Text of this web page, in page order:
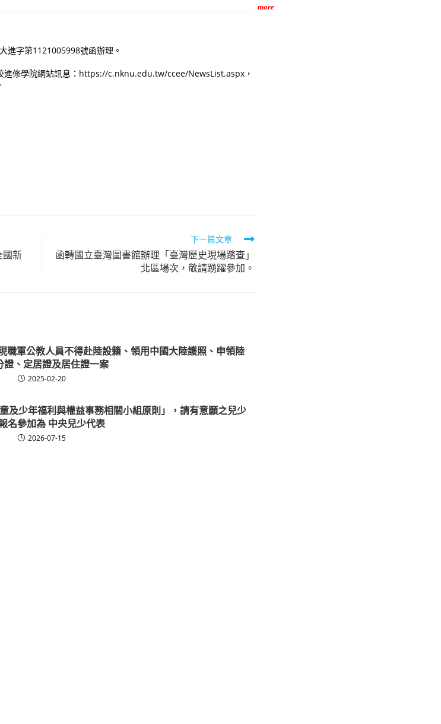
進字第1121005998號函辦理。
進修學院網站訊息：https://c.nknu.edu.tw/ccee/NewsList.aspx，
國新
下一篇文章
函轉國立臺灣圖書館辦理「臺灣歷史現場踏查」
北區場次，敬請踴躍參加。
職軍公教人員不得赴陸設籍、領用中國大陸護照、申領陸
證、定居證及居住證一案
2025-02-20
及少年福利與權益事務相關小組原則」，請有意願之兒少
名參加為 中央兒少代表
2026-07-15
more